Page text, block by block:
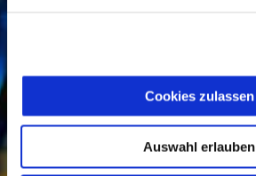
Cookies zulassen
Auswahl erlauben